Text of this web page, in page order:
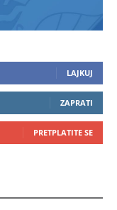
LAJKUJ
ZAPRATI
PRETPLATITE SE